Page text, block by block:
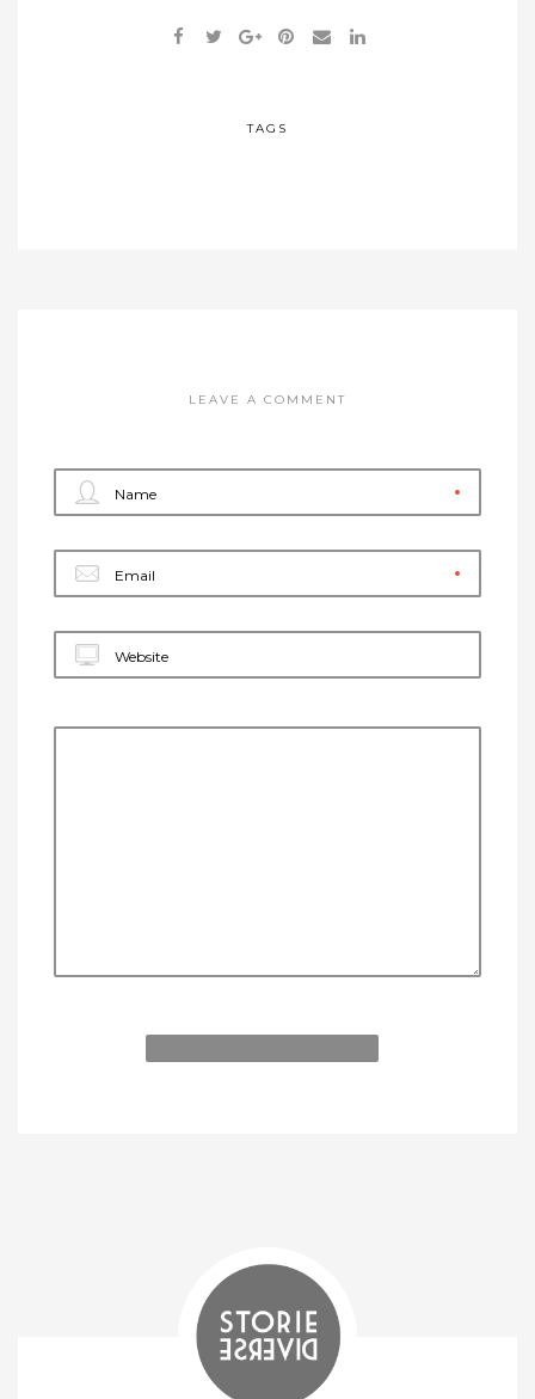
TAGS
LEAVE A COMMENT
Name
Email
Website